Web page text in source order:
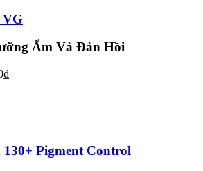
VG
Ẩm Và Đàn Hồi
₫
130+ Pigment Control